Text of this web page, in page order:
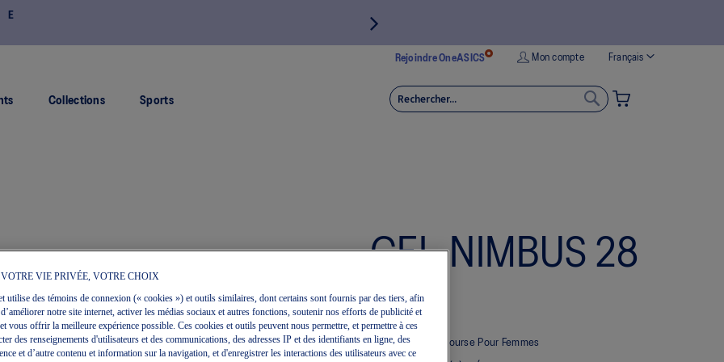
Langue
Français
Mon compte
Rejoindre OneASICS
Collections Sports MON PANIER
GEL-NIMBUS 28
ATC
Chaussures De Course Pour Femmes
VIE PRIVÉE, VOTRE CHOIX
utilise des témoins de connexion (« cookies ») et outils similaires, dont certains sont fournis par des tiers, afin
notre site internet, activer les médias sociaux et autres fonctions, soutenir nos efforts de publicité et
vous offrir la meilleure expérience possible. Ces cookies et outils peuvent nous permettre, et permettre à ces
des renseignements d'utilisateurs et des communications, des adresses IP et des identifiants en ligne, des
et d’autre contenu et information sur la navigation, et d'enregistrer les interactions des utilisateurs avec ce